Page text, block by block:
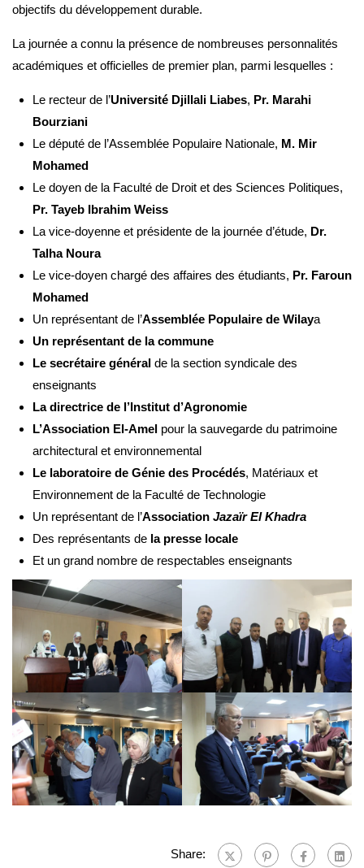
objectifs du développement durable.
La journée a connu la présence de nombreuses personnalités
académiques et officielles de premier plan, parmi lesquelles :
Le recteur de l’Université Djillali Liabes, Pr. Marahi
Bourziani
Le député de l’Assemblée Populaire Nationale, M. Mir
Mohamed
Le doyen de la Faculté de Droit et des Sciences Politiques,
Pr. Tayeb Ibrahim Weiss
La vice-doyenne et présidente de la journée d’étude, Dr.
Talha Noura
Le vice-doyen chargé des affaires des étudiants, Pr. Faroun
Mohamed
Un représentant de l’Assemblée Populaire de Wilaya
Un représentant de la commune
Le secrétaire général de la section syndicale des
enseignants
La directrice de l’Institut d’Agronomie
L’Association El-Amel pour la sauvegarde du patrimoine
architectural et environnemental
Le laboratoire de Génie des Procédés, Matériaux et
Environnement de la Faculté de Technologie
Un représentant de l’Association Jazaïr El Khadra
Des représentants de la presse locale
Et un grand nombre de respectables enseignants
Share: